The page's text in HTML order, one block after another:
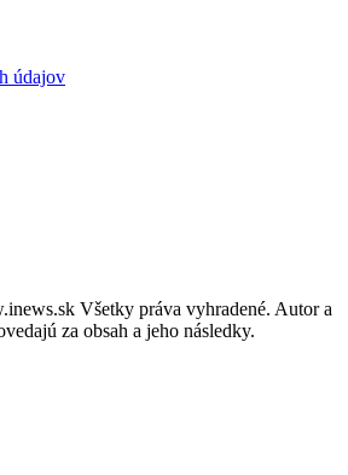
údajov
Všetky práva vyhradené. Autor a
za obsah a jeho následky.